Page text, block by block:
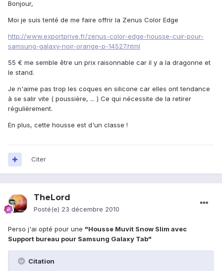
Bonjour,
Moi je suis tenté de me faire offrir la Zenus Color Edge
http://www.exportprive.fr/zenus-color-edge-housse-cuir-pour-
samsung-galaxy-noir-orange-p-14527.html
55 € me semble être un prix raisonnable car il y a la dragonne et
le stand.
Je n'aime pas trop les coques en silicone car elles ont tendance
à se salir vite ( poussière, ... ) Ce qui nécessite de la retirer
régulièrement.
En plus, cette housse est d'un classe !
Citer
TheLord
Posté(e) 23 décembre 2010
Perso j'ai opté pour une "Housse Muvit Snow Slim avec
Support bureau pour Samsung Galaxy Tab"
Citation